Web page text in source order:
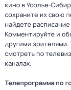
кино в Усолье-
сохраните их свою
найдете
Комментируйте и
другими
смотреть по
каналах.
Телепрограмма по